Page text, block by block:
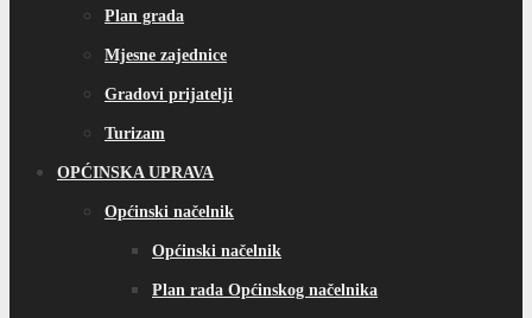
Plan grada
Mjesne zajednice
Gradovi prijatelji
Turizam
OPĆINSKA UPRAVA
Općinski načelnik
Općinski načelnik
Plan rada Općinskog načelnika